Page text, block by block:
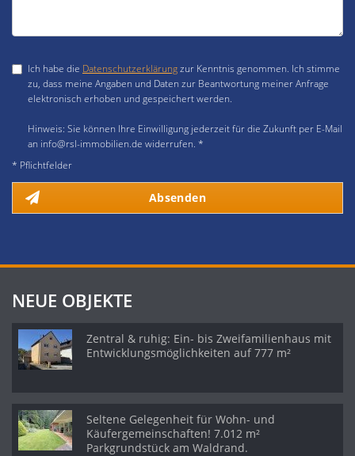
Ich habe die Datenschutzerklärungzur Kenntnis genommen. Ich stimme
zu, dass meine Angaben und Daten zur Beantwortung meiner Anfrage
elektronisch erhoben und gespeichert werden.
Hinweis: Sie können Ihre Einwilligung jederzeit für die Zukunft per E-Mail
an info@rsl-immobilien.de widerrufen. *
* Pflichtfelder
Absenden
NEUE OBJEKTE
Zentral & ruhig: Ein- bis Zweifamilienhaus mit
Entwicklungsmöglichkeiten auf 777 m²
Seltene Gelegenheit für Wohn- und
Käufergemeinschaften! 7.012 m²
Parkgrundstück am Waldrand.